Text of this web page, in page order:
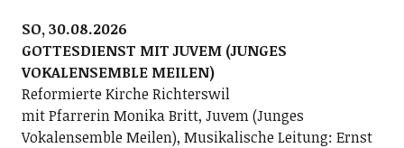
SO, 30.08.2026
GOTTESDIENST MIT JUVEM (JUNGES
VOKALENSEMBLE MEILEN)
Reformierte Kirche Richterswil
mit Pfarrerin Monika Britt, Juvem (Junges
Vokalensemble Meilen), Musikalische Leitung: Ernst